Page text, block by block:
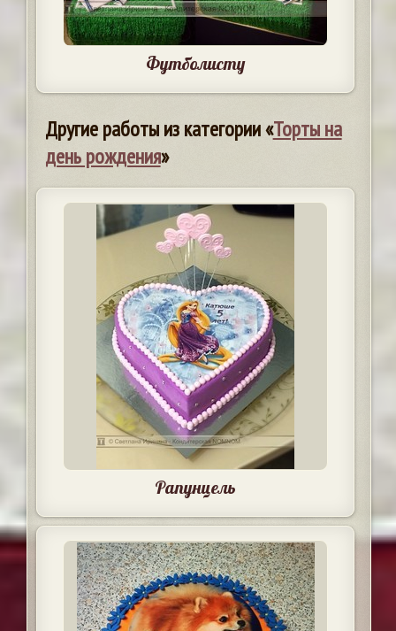
Футболисту
Другие работы из категории «Торты на
день рождения»
Рапунцель